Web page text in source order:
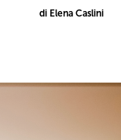
di Elena Caslini